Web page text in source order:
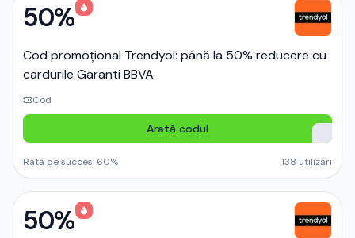
50%
Cod promoțional Trendyol: până la 50% reducere cu
cardurile Garanti BBVA
Cod
Arată codul
Rată de succes: 60% 138 utilizări
50%